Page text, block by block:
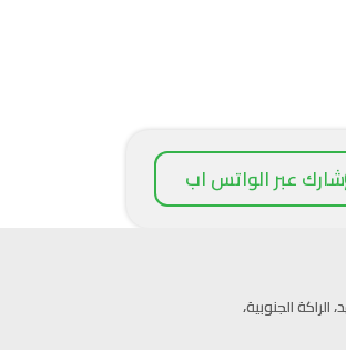
شارك عبر الواتس اب
الجنوبية،